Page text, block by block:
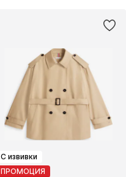
С извивки
ПРОМОЦИЯ